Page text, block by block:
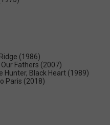
(1986)
Fathers (2007)
Hunter, Black Heart (1989)
Paris (2018)